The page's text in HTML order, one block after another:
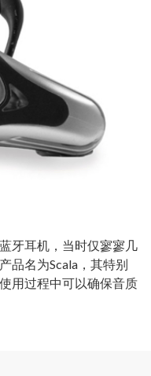
牙耳机，当时仅寥寥几
品名为Scala，其特别
用过程中可以确保音质